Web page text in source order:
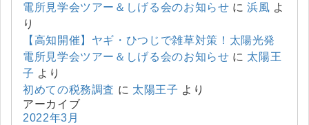
電所見学会ツアー＆しげる会のお知らせ に浜風 よ
り
【高知開催】ヤギ・ひつじで雑草対策！太陽光発
電所見学会ツアー＆しげる会のお知らせ に 太陽王
子 より
初めての税務調査 に 太陽王子 より
アーカイブ
2022年3月